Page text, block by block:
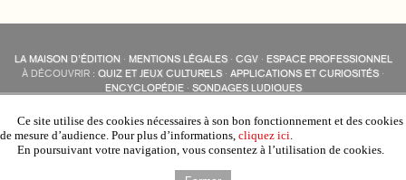
LA MAISON D’ÉDITION · MENTIONS LÉGALES· CGV· ESPACE PROFESSIONNEL
À DÉCOUVRIR : QUIZ ET JEUX CULTURELS · APPLICATIONS ET CURIOSITÉS ·
ENCYCLOPÉDIE· SONDAGES LUDIQUES
COLLECTIONS :SAMBUC·ÉDISOLUM·REVUE LITTÉRAIREL’EAU-FORTE
AUTRES SITES :COLL. « LES ÉDISOLUM »
Ce site utilise des cookies nécessaires à son bon fonctionnement et des cookies
de mesure d’audience. Pour plus d’informations, cliquez ici.
En poursuivant votre navigation, vous consentez à l’utilisation de cookies.